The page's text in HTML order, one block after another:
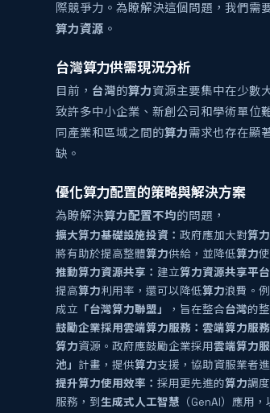
際競爭力。為瞭解決這個問題，我們需
算力資源 。
台灣算力供需現況分析
目前， 台灣的算力資源主要集中在少數
致許多中小企業、新創公司和學術單位
同產業和區域之間的算力需求也存在顯
缺。
優化算力配置的策略與解決方案
為瞭解決算力配置不均的問題，
擴大算力基礎設施投資： 政府應加大對算
將有助於提高整體算力供給，並降低算力
推動算力資源共享： 建立算力資源共享平台
提高算力利用率，還可以降低算力浪費。例
成立 「台灣算力聯盟」 ，旨在整合台灣的
鼓勵企業採用雲端算力服務： 雲端算力服務
算力資源。政府應鼓勵企業採用雲端算力
池」 計畫，提供算力支援，協助資服業者
提升算力使用效率： 採用更先進的算力調
服務，到 生成式人工智慧 （GenAI）應用，